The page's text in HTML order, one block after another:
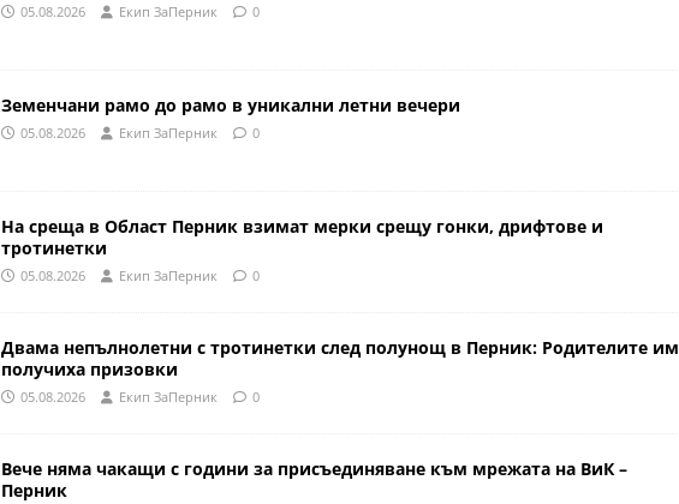
05.08.2026 Eкип ЗаПерник 0
Земенчани рамо до рамо в уникални летни вечери
05.08.2026 Eкип ЗаПерник 0
На среща в Област Перник взимат мерки срещу гонки, дрифтове и
тротинетки
05.08.2026 Eкип ЗаПерник 0
Двама непълнолетни с тротинетки след полунощ в Перник: Родителите им
получиха призовки
05.08.2026 Eкип ЗаПерник 0
Вече няма чакащи с години за присъединяване към мрежата на ВиК –
Перник